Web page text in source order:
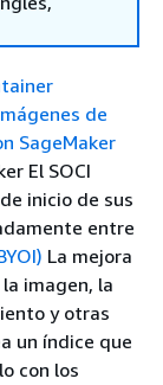
de
SageMaker
El SOCI
inicio de sus
entre
La mejora
imagen, la
y otras
un índice que
con los